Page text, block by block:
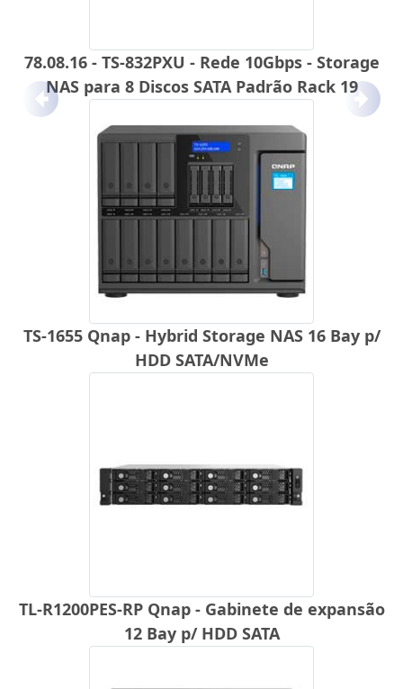
78.08.16 - TS-832PXU - Rede 10Gbps - Storage
NAS para 8 Discos SATA Padrão Rack 19
TS-1655 Qnap - Hybrid Storage NAS 16 Bay p/
HDD SATA/NVMe
TL-R1200PES-RP Qnap - Gabinete de expansão
12 Bay p/ HDD SATA
Anterior